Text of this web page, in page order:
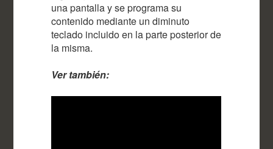
una pantalla y se programa su
contenido mediante un diminuto
teclado incluido en la parte posterior de
la misma.
Ver también: